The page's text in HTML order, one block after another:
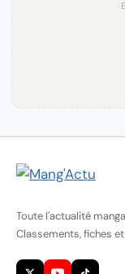
Toute l'actualité
Classements, fiches